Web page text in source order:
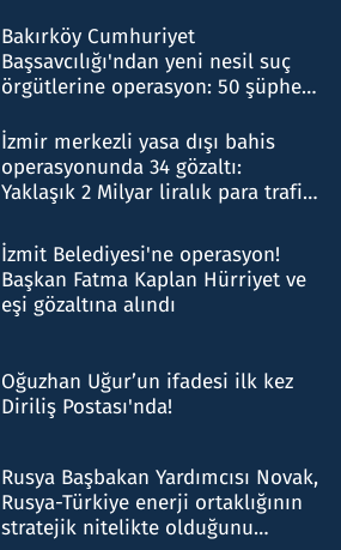
Bakırköy Cumhuriyet
Başsavcılığı'ndan yeni nesil suç
örgütlerine operasyon: 50 şüpheli
İzmir merkezli yasa dışı bahis
operasyonunda 34 gözaltı:
Yaklaşık 2 Milyar liralık para trafiği
İzmit Belediyesi'ne operasyon!
Başkan Fatma Kaplan Hürriyet ve
eşi gözaltına alındı
Oğuzhan Uğur’un ifadesi ilk kez
Diriliş Postası'nda!
Rusya Başbakan Yardımcısı Novak,
Rusya-Türkiye enerji ortaklığının
stratejik nitelikte olduğunu